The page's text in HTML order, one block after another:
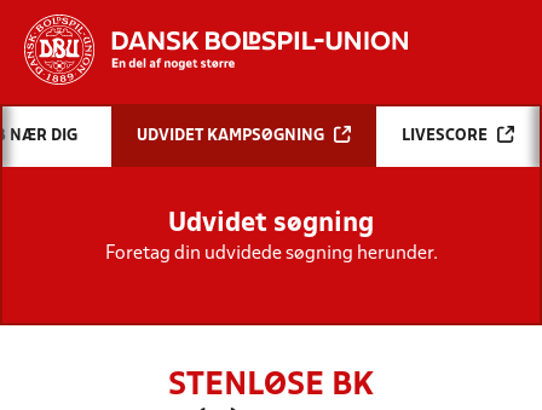
Hvad vil du søge efter?
INDHOLD OG NYHEDER
STILLINGER, RESULTATER, KLUBBER OG
HOLD
NÆR DIG UDVIDET KAMPSØGNING LIVESCORE
Udvidet søgning
Foretag din udvidede søgning herunder.
STENLØSE BK